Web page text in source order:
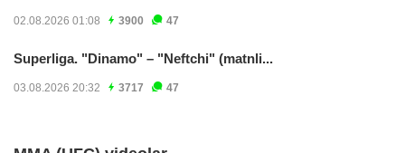
02.08.2026 01:08 3900 47
Superliga. "Dinamo" – "Neftchi" (matnli...
03.08.2026 20:32 3717 47